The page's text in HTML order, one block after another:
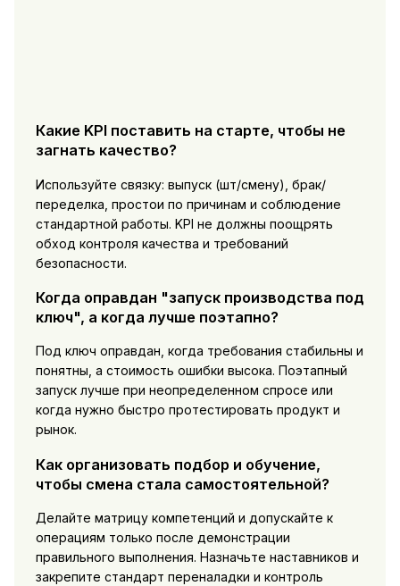
Какие KPI поставить на старте, чтобы не
загнать качество?
Используйте связку: выпуск (шт/смену), брак/
переделка, простои по причинам и соблюдение
стандартной работы. KPI не должны поощрять
обход контроля качества и требований
безопасности.
Когда оправдан "запуск производства под
ключ", а когда лучше поэтапно?
Под ключ оправдан, когда требования стабильны и
понятны, а стоимость ошибки высока. Поэтапный
запуск лучше при неопределенном спросе или
когда нужно быстро протестировать продукт и
рынок.
Как организовать подбор и обучение,
чтобы смена стала самостоятельной?
Делайте матрицу компетенций и допускайте к
операциям только после демонстрации
правильного выполнения. Назначьте наставников и
закрепите стандарт переналадки и контроль